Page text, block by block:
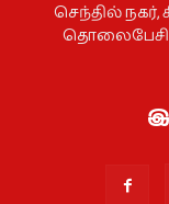
செந்தில் நகர்,
தொலைபேசி: